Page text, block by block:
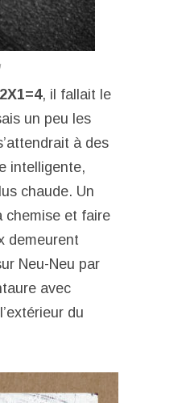
2X1=4, il fallait le
un peu les
à des
intelligente,
chaude. Un
chemise et faire
demeurent
Neu-Neu par
avec
du